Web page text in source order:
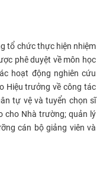
tổ chức thực hiện nhiệm
phê duyệt về môn học
hoạt động nghiên cứu
Hiệu trưởng về công tác
tự vệ và tuyển chọn sĩ
cho Nhà trường; quản lý
cán bộ giảng viên và